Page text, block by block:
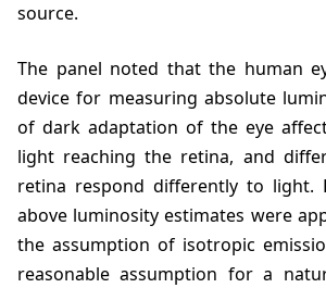
source.
The panel noted that the human eye is a very poor
device for measuring absolute
of dark adaptation of the eye
light reaching the retina, and
retina respond differently to light.
above luminosity estimates were
the assumption of isotropic
reasonable assumption for a